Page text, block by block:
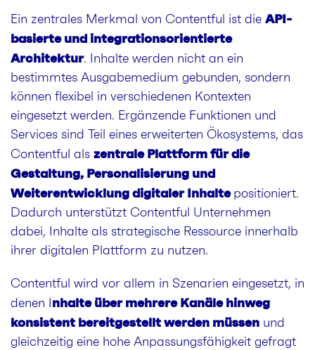
Ein zentrales Merkmal von Contentful ist die API-
basierte und integrationsorientierte
Architektur. Inhalte werden nicht an ein
bestimmtes Ausgabemedium gebunden, sondern
können flexibel in verschiedenen Kontexten
eingesetzt werden. Ergänzende Funktionen und
Services sind Teil eines erweiterten Ökosystems, das
Contentful als zentrale Plattform für die
Gestaltung, Personalisierung und
Weiterentwicklung digitaler Inhalte positioniert.
Dadurch unterstützt Contentful Unternehmen
dabei, Inhalte als strategische Ressource innerhalb
ihrer digitalen Plattform zu nutzen.
Contentful wird vor allem in Szenarien eingesetzt, in
denen I nhalte über mehrere Kanäle hinweg
konsistent bereitgestellt werden müssen und
gleichzeitig eine hohe Anpassungsfähigkeit gefragt